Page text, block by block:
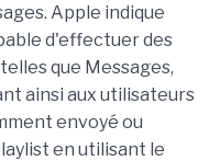
Apple indique
d'effectuer des
que Messages,
ainsi aux utilisateurs
envoyé ou
en utilisant le